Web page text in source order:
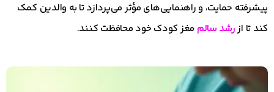
پیشرفته حمایت، و راهنمایی‌های مؤثر می‌پردازد تا به والدین کمک
کند تا ازرشد سالم مغز کودک خود محافظت کنند.